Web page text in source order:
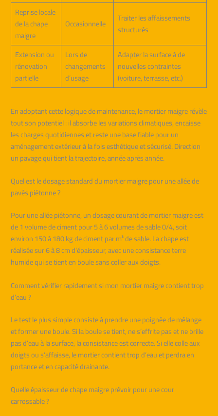
Reprise locale
de la chape
maigre
Occasionnelle
Traiter les affaissements
structurés
Extension ou
rénovation
partielle
Lors de
changements
d’usage
Adapter la surface à de
nouvelles contraintes
(voiture, terrasse, etc.)
En adoptant cette logique de maintenance, le mortier maigre révèle
tout son potentiel : il absorbe les variations climatiques, encaisse
les charges quotidiennes et reste une base fiable pour un
aménagement extérieur à la fois esthétique et sécurisé. Direction
un pavage qui tient la trajectoire, année après année.
Quel est le dosage standard du mortier maigre pour une allée de
pavés piétonne ?
Pour une allée piétonne, un dosage courant de mortier maigre est
de 1 volume de ciment pour 5 à 6 volumes de sable 0/4, soit
environ 150 à 180 kg de ciment par m³ de sable. La chape est
réalisée sur 6 à 8 cm d’épaisseur, avec une consistance terre
humide qui se tient en boule sans coller aux doigts.
Comment vérifier rapidement si mon mortier maigre contient trop
d’eau ?
Le test le plus simple consiste à prendre une poignée de mélange
et former une boule. Si la boule se tient, ne s’effrite pas et ne brille
pas d’eau à la surface, la consistance est correcte. Si elle colle aux
doigts ou s’affaisse, le mortier contient trop d’eau et perdra en
portance et en capacité drainante.
Quelle épaisseur de chape maigre prévoir pour une cour
carrossable ?